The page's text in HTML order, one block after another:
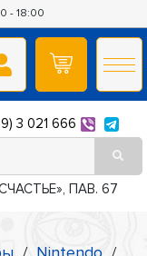
- 18:00
3 021 666
ПАВ. 67